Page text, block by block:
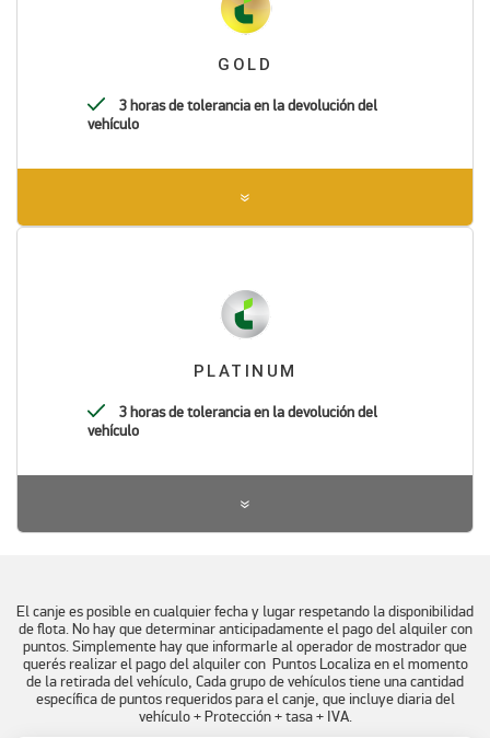
GOLD
3 horas de tolerancia en la devolución del
vehículo
PLATINUM
3 horas de tolerancia en la devolución del
vehículo
El canje es posible en cualquier fecha y lugar respetando la disponibilidad
de flota. No hay que determinar anticipadamente el pago del alquiler con
puntos. Simplemente hay que informarle al operador de mostrador que
querés realizar el pago del alquiler con Puntos Localiza en el momento
de la retirada del vehículo, Cada grupo de vehículos tiene una cantidad
específica de puntos requeridos para el canje, que incluye diaria del
vehículo + Protección + tasa + IVA.